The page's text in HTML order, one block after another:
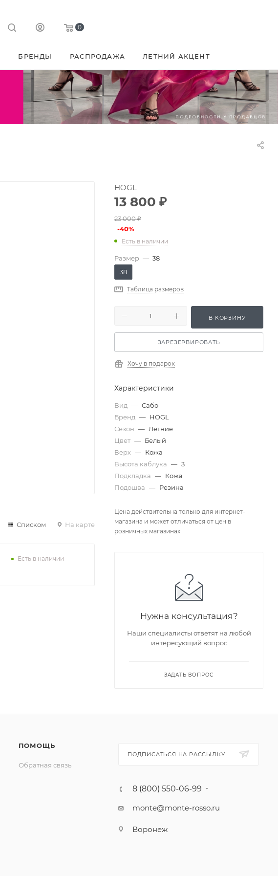
0
БРЕНДЫ РАСПРОДАЖА ЛЕТНИЙ АКЦЕНТ
Списком На карте
Есть в наличии
HOGL
13 800 ₽
23 000₽
-40%
Есть в наличии
Размер — 38
38
Таблица размеров
В КОРЗИНУ
ЗАРЕЗЕРВИРОВАТЬ
Хочу в подарок
Характеристики
Вид — Сабо
Бренд — HOGL
Сезон — Летние
Цвет — Белый
Верх — Кожа
Высота каблука — 3
Подкладка — Кожа
Подошва — Резина
Цена действительна только для интернет-
магазина и может отличаться от цен в
розничных магазинах
Нужна консультация?
Наши специалисты ответят на любой
интересующий вопрос
ЗАДАТЬ ВОПРОС
ПОМОЩЬ
Обратная связь
ПОДПИСАТЬСЯ НА РАССЫЛКУ
8 (800) 550-06-99
monte@monte-rosso.ru
Воронеж